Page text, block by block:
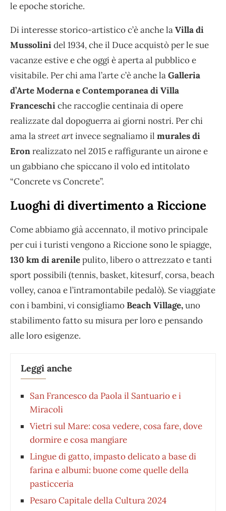
le epoche storiche.
Di interesse storico-artistico c’è anche laVilla di
Mussolinidel 1934, che il Duce acquistò per le sue
vacanze estive e che oggi è aperta al pubblico e
visitabile. Per chi ama l’arte c’è anche laGalleria
d’Arte Moderna e Contemporanea di Villa
Franceschiche raccoglie centinaia di opere
realizzate dal dopoguerra ai giorni nostri. Per chi
ama lastreet artinvece segnaliamo il murales di
Eronrealizzato nel 2015 e raffigurante un airone e
un gabbiano che spiccano il volo ed intitolato
“Concrete vs Concrete”.
Luoghi di divertimento a Riccione
Come abbiamo già accennato, il motivo principale
per cui i turisti vengono a Riccione sono le spiagge,
130 km di arenilepulito, libero o attrezzato e tanti
sport possibili (tennis, basket, kitesurf, corsa, beach
volley, canoa e l’intramontabile pedalò). Se viaggiate
con i bambini, vi consigliamoBeach Village,uno
stabilimento fatto su misura per loro e pensando
alle loro esigenze.
Leggi anche
San Francesco da Paola il Santuario e i
Miracoli
Vietri sul Mare: cosa vedere, cosa fare, dove
dormire e cosa mangiare
Lingue di gatto, impasto delicato a base di
farina e albumi: buone come quelle della
pasticceria
Pesaro Capitale della Cultura 2024